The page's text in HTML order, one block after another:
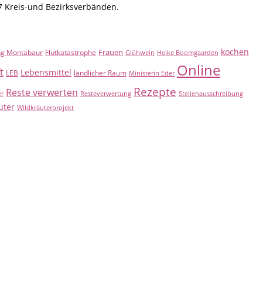
und Bezirksverbänden.
Montabaur Flutkatastrophe Frauen Glühwein Heike Boomgaarden kochen
LEB Lebensmittel ländlicher Raum Ministerin Eder Online
Reste verwerten Resteverwertung Rezepte Stellenausschreibung
Wildkräuterprojekt